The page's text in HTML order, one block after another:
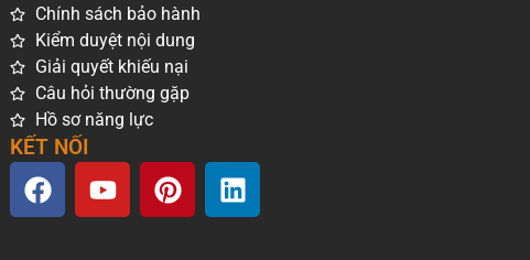
Chính sách bảo hành
Kiểm duyệt nội dung
Giải quyết khiếu nại
Câu hỏi thường gặp
Hồ sơ năng lực
KẾT NỐI